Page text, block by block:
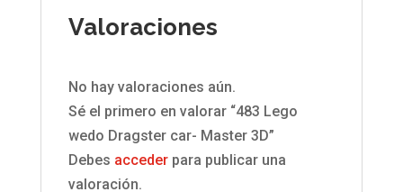
Valoraciones
No hay valoraciones aún.
Sé el primero en valorar “483 Lego
wedo Dragster car- Master 3D”
Debes accederpara publicar una
valoración.